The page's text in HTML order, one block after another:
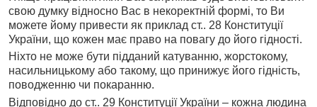
свою думку відносно Вас в некоректній формі, то Ви
можете йому привести як приклад ст.. 28 Конституції
України, що кожен має право на повагу до його гідності.
Ніхто не може бути підданий катуванню, жорстокому,
насильницькому або такому, що принижує його гідність,
поводженню чи покаранню.
Відповідно до ст.. 29 Конституції України – кожна людина